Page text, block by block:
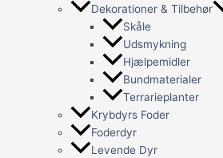
Dekorationer & Tilbehør
Skåle
Udsmykning
Hjælpemidler
Bundmaterialer
Terrarieplanter
Krybdyrs Foder
Foderdyr
Levende Dyr